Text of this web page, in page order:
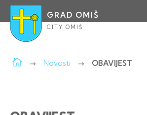
GRAD OMIŠ
CITY OMIŠ
Novosti OBAVIJEST